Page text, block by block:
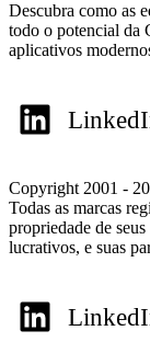
Descubra como as
todo o potencial da
aplicativos
Copyright 2001 -
Todas as marcas
propriedade de
lucrativos, e suas